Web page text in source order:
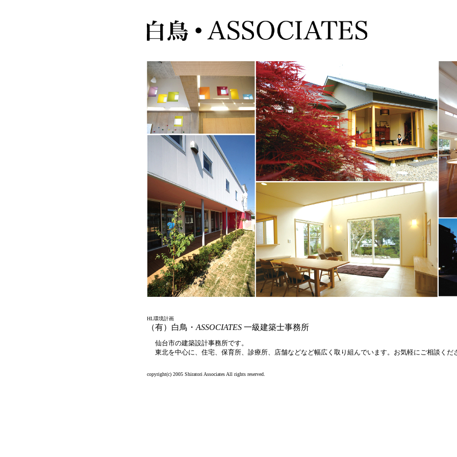
HL環境計画
（有）白鳥・ ASSOCIATES一級建築士事務所
仙台市の建築設計事務所です。
東北を中心に、住宅、保育所、診療所、店舗などなど幅広く取り組んでいます。お気軽にご相談く
copyright(c) 2005 Shiratori Associates All rights reserved.